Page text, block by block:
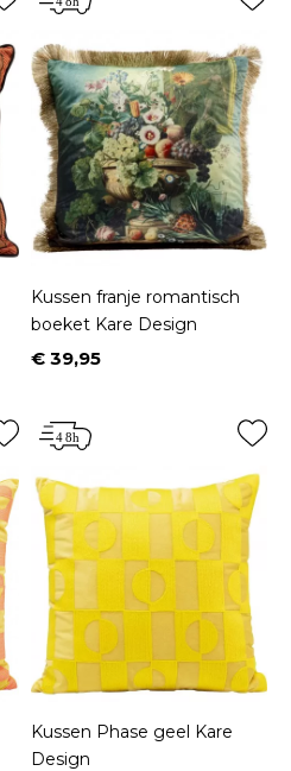
Kussen franje romantisch
boeket Kare Design
Prijs
€ 39,95
Kussen Phase geel Kare
Design